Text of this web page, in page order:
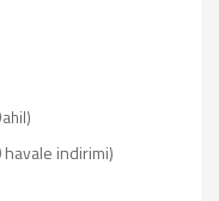
havale indirimi)